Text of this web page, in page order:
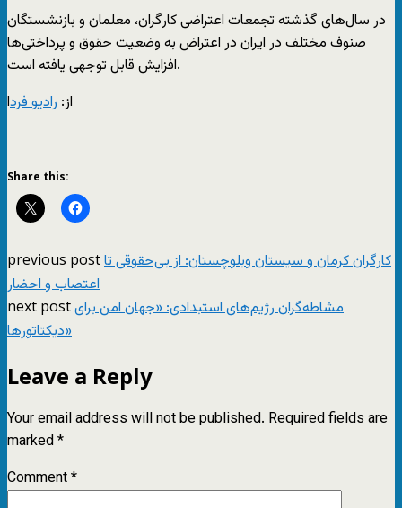
در سال‌های گذشته تجمعات اعتراضی کارگران، معلمان و بازنشستگان
صنوف مختلف در ایران در اعتراض به وضعیت حقوق و پرداختی‌ها
افزایش قابل توجهی یافته است.
از: رادیو فردا
Share this:
previous postکارگران کرمان و سیستان وبلوچستان: از بی‌حقوقی تا
اعتصاب و احضار
next postمشاطه‌گران رژیم‌های استبدادی: «جهان امن برای
دیکتاتورها»
Leave a Reply
Your email address will not be published. Required fields are
marked*
Comment*